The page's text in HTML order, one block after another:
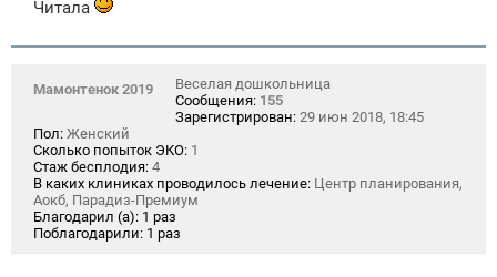
Читала
Мамонтенок 2019
Веселая дошкольница
Сообщения: 155
Зарегистрирован: 29 июн 2018, 18:45
Пол: Женский
Сколько попыток ЭКО: 1
Стаж бесплодия: 4
В каких клиниках проводилось лечение: Центр планирования,
Аокб, Парадиз-Премиум
Благодарил (а): 1 раз
Поблагодарили: 1 раз